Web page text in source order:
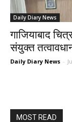
Daily Diary News
गाजियाबाद
संयुक्त
Daily Diary News -
MOST READ